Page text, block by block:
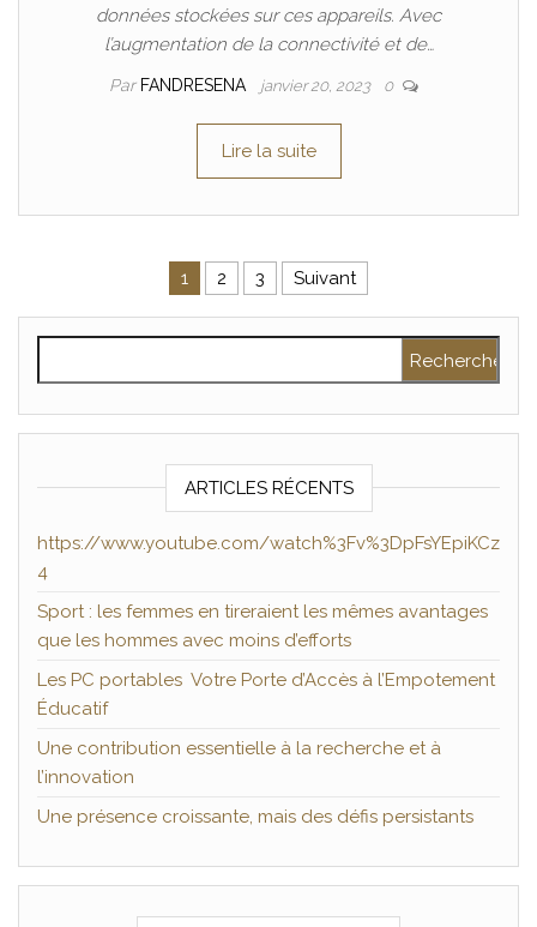
données stockées sur ces appareils. Avec
l’augmentation de la connectivité et de…
Par FANDRESENA janvier 20, 2023 0
Lire la suite
Pagination des publications
1 2 3 Suivant
ARTICLES RÉCENTS
https://www.youtube.com/watch%3Fv%3DpFsYEpiKCz
4
Sport : les femmes en tireraient les mêmes avantages
que les hommes avec moins d’efforts
Les PC portables Votre Porte d’Accès à l’Empotement
Éducatif
Une contribution essentielle à la recherche et à
l’innovation
Une présence croissante, mais des défis persistants